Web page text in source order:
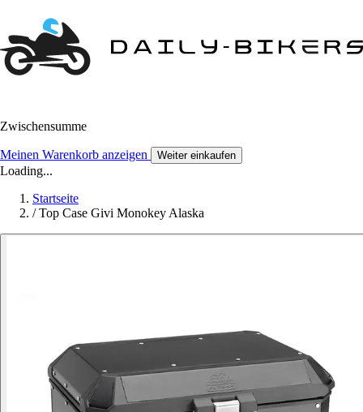
Zwischensumme
Meinen Warenkorb anzeigen Weiter einkaufen
Loading...
Startseite
/ Top Case Givi Monokey Alaska